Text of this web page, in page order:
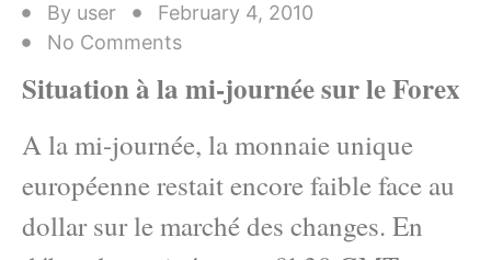
By user
February 4, 2010
No Comments
Situation à la mi-journée sur le Forex
A la mi-journée, la monnaie unique
européenne restait encore faible face au
dollar sur le marché des changes. En